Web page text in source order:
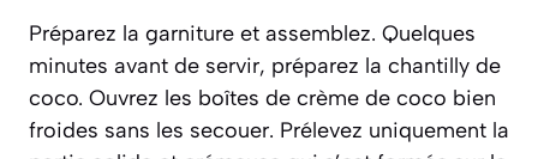
Préparez la garniture et assemblez. Quelques
minutes avant de servir, préparez la chantilly de
coco. Ouvrez les boîtes de crème de coco bien
froides sans les secouer. Prélevez uniquement la